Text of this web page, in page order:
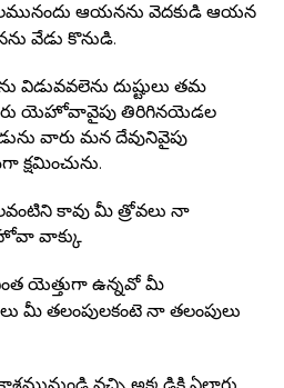
ఆయనను వెదకుడి ఆయన
వేడు కొనుడి.
విడువవలెను దుష్టులు తమ
యెహోవావైపు తిరిగినయెడల
వారు మన దేవునివైపు
కావు మీ త్రోవలు నా
వాక్కు
యెత్తుగా ఉన్నవో మీ
మీ తలంపులకంటె నా తలంపులు